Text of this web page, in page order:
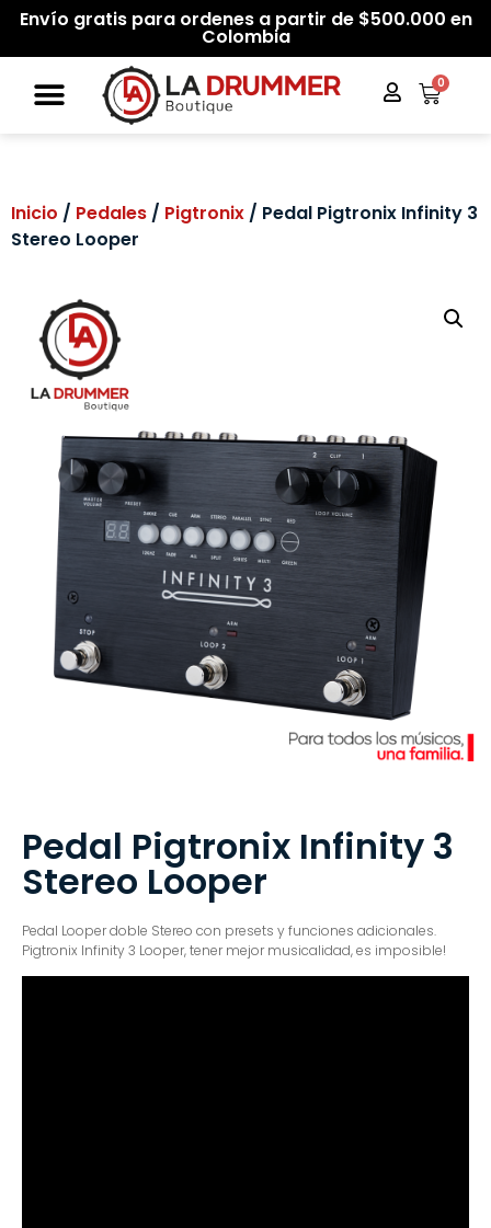
Envío gratis para ordenes a partir de $500.000 en
Colombia
0
Inicio / Pedales / Pigtronix / Pedal Pigtronix Infinity 3
Stereo Looper
Pedal Pigtronix Infinity 3
Stereo Looper
Pedal Looper doble Stereo con presets y funciones adicionales.
Pigtronix Infinity 3 Looper, tener mejor musicalidad, es imposible!